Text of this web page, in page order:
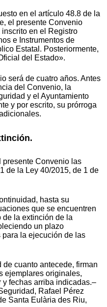
en el artículo 48.8 de la
el presente Convenio
en el Registro
e Instrumentos de
Estatal. Posteriormente,
del Estado».
será de cuatro años. Antes
del Convenio, la
y el Ayuntamiento
y por escrito, su prórroga
presente Convenio las
de la Ley 40/2015, de 1 de
hasta su
que se encuentren
de la extinción de la
un plazo
para la ejecución de las
cuanto antecede, firman
ejemplares originales,
fechas arriba indicadas.–
Rafael Pérez
Santa Eulària des Riu,